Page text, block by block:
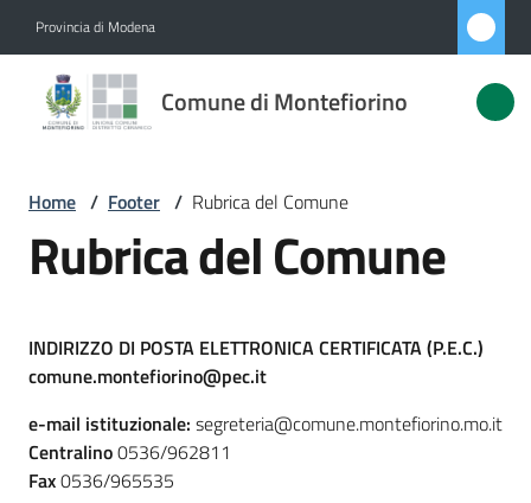
Provincia di Modena
Comune di Montefiorino
Comune di
Montefiorino
Amministrazione
Novità
Servizi
Vivere
Montefiorino
Home / Footer / Rubrica del Comune
Rubrica del Comune
INDIRIZZO DI POSTA ELETTRONICA CERTIFICATA (P.E.C.)
comune.montefiorino@pec.it
e-mail istituzionale: segreteria@comune.montefiorino.mo.it
Centralino0536/962811
Fax0536/965535